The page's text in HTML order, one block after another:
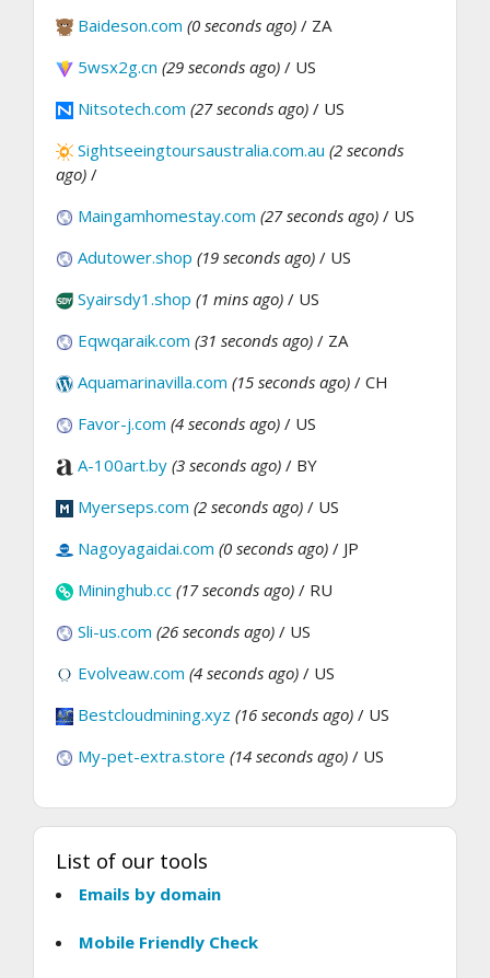
Baideson.com (0 seconds ago) / ZA
5wsx2g.cn (29 seconds ago) / US
Nitsotech.com (27 seconds ago) / US
Sightseeingtoursaustralia.com.au (2 seconds
ago) /
Maingamhomestay.com (27 seconds ago) / US
Adutower.shop (19 seconds ago) / US
Syairsdy1.shop (1 mins ago) / US
Eqwqaraik.com (31 seconds ago) / ZA
Aquamarinavilla.com (15 seconds ago) / CH
Favor-j.com (4 seconds ago) / US
A-100art.by (3 seconds ago) / BY
Myerseps.com (2 seconds ago) / US
Nagoyagaidai.com (0 seconds ago) / JP
Mininghub.cc (17 seconds ago) / RU
Sli-us.com (26 seconds ago) / US
Evolveaw.com (4 seconds ago) / US
Bestcloudmining.xyz (16 seconds ago) / US
My-pet-extra.store (14 seconds ago) / US
List of our tools
Emails by domain
Mobile Friendly Check